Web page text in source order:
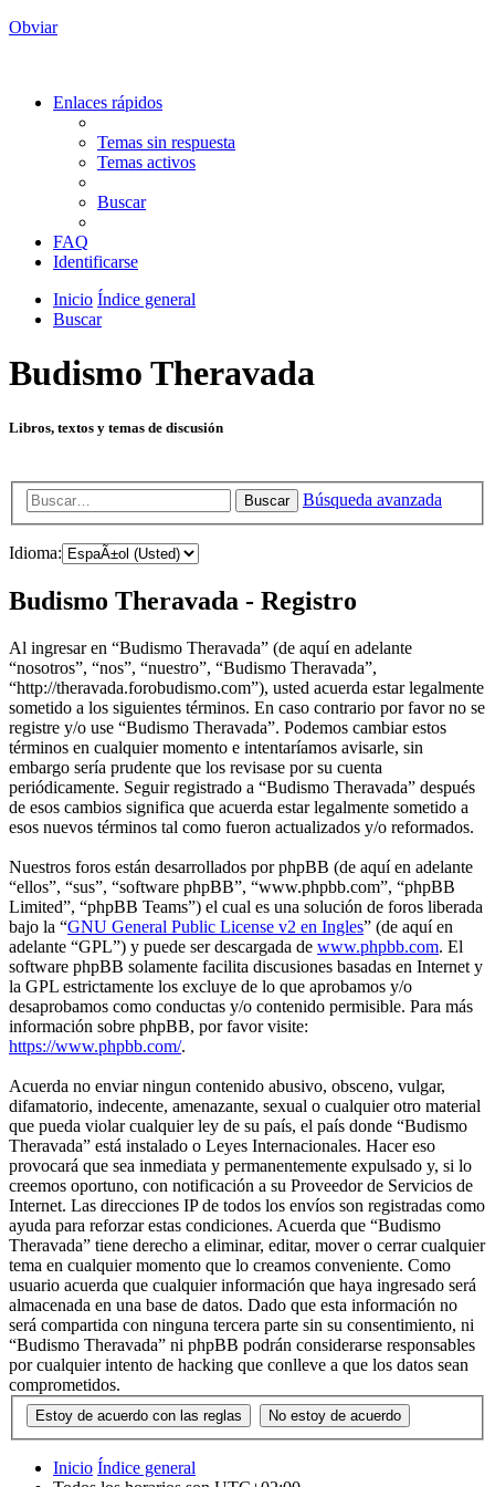
Obviar
Enlaces rápidos
Temas sin respuesta
Temas activos
Buscar
FAQ
Identificarse
Inicio Índice general
Buscar
Budismo Theravada
Libros, textos y temas de discusión
Buscar Búsqueda avanzada
Idioma:
Budismo Theravada - Registro
Al ingresar en “Budismo Theravada” (de aquí en adelante
“nosotros”, “nos”, “nuestro”, “Budismo Theravada”,
“http://theravada.forobudismo.com”), usted acuerda estar legalmente
sometido a los siguientes términos. En caso contrario por favor no se
registre y/o use “Budismo Theravada”. Podemos cambiar estos
términos en cualquier momento e intentaríamos avisarle, sin
embargo sería prudente que los revisase por su cuenta
periódicamente. Seguir registrado a “Budismo Theravada” después
de esos cambios significa que acuerda estar legalmente sometido a
esos nuevos términos tal como fueron actualizados y/o reformados.
Nuestros foros están desarrollados por phpBB (de aquí en adelante
“ellos”, “sus”, “software phpBB”, “www.phpbb.com”, “phpBB
Limited”, “phpBB Teams”) el cual es una solución de foros liberada
bajo la “GNU General Public License v2 en Ingles” (de aquí en
adelante “GPL”) y puede ser descargada de www.phpbb.com. El
software phpBB solamente facilita discusiones basadas en Internet y
la GPL estrictamente los excluye de lo que aprobamos y/o
desaprobamos como conductas y/o contenido permisible. Para más
información sobre phpBB, por favor visite:
https://www.phpbb.com/.
Acuerda no enviar ningun contenido abusivo, obsceno, vulgar,
difamatorio, indecente, amenazante, sexual o cualquier otro material
que pueda violar cualquier ley de su país, el país donde “Budismo
Theravada” está instalado o Leyes Internacionales. Hacer eso
provocará que sea inmediata y permanentemente expulsado y, si lo
creemos oportuno, con notificación a su Proveedor de Servicios de
Internet. Las direcciones IP de todos los envíos son registradas como
ayuda para reforzar estas condiciones. Acuerda que “Budismo
Theravada” tiene derecho a eliminar, editar, mover o cerrar cualquier
tema en cualquier momento que lo creamos conveniente. Como
usuario acuerda que cualquier información que haya ingresado será
almacenada en una base de datos. Dado que esta información no
será compartida con ninguna tercera parte sin su consentimiento, ni
“Budismo Theravada” ni phpBB podrán considerarse responsables
por cualquier intento de hacking que conlleve a que los datos sean
comprometidos.
Inicio Índice general